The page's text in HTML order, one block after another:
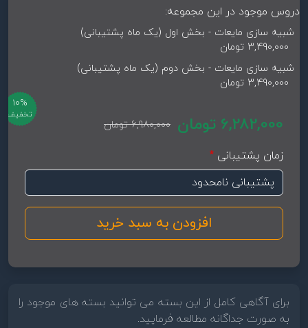
دروس موجود در این مجموعه:
شبیه سازی مایعات - بخش اول (یک ماه پشتیبانی)
3,490,000 تومان
شبیه سازی مایعات - بخش دوم (یک ماه پشتیبانی)
3,490,000 تومان
6,282,000 تومان 6,980,000 تومان
تخفیف
10%
زمان پشتیبانی
برای آگاهی کامل از این بسته می توانید بسته های موجود را
به صورت جداگانه مطالعه فرمایید.